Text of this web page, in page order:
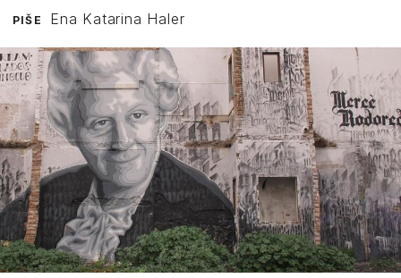
PIŠE Ena Katarina Haler